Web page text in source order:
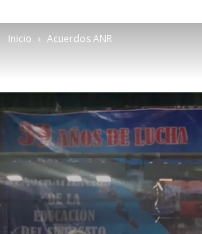
Social
Inicio Acuerdos ANR